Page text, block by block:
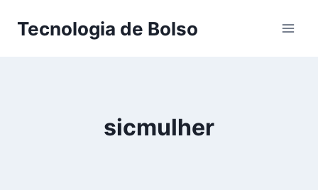
Tecnologia de Bolso
sicmulher